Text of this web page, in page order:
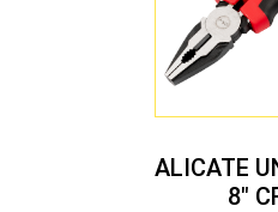
ALICATE
8″